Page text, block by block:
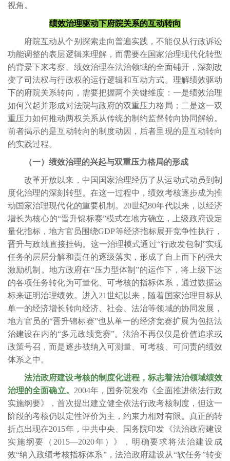
视角。
绩效治理驱动下府院关系的互动转向
府院互动从个别探索走向普遍实践，不能仅从行政诉讼
功能调整的表层逻辑来理解，而需要在国家治理现代化转型
的背景下来考察。绩效治理在法治领域的全面铺开，深刻改
变了司法权与行政权的运行逻辑和互动方式。理解绩效驱动
下的府院关系转向，需要把握两个关键维度：一是绩效治理
如何兴起并形成对法院与政府的双重压力格局；二是这一双
重压力如何推动两权关系从传统的制约监督转向协同解纷。
前者揭示的是互动转向的制度动因，后者呈现的是互动转向
的实践过程。
（一）绩效治理的兴起与双重压力格局的形成
改革开放以来，中国国家治理经历了从运动式动员到制
度化治理的深刻转型。在这一过程中，绩效考核逐步成为推
动国家治理现代化的重要机制。20世纪80年代以来，以经济
增长为核心的“晋升锦标赛”模式在地方确立，上级政府设定
量化指标，地方官员围绕GDP等经济指标展开竞争性执行，
晋升与政绩直接挂钩。这一治理模式通过“行政发包制”实现
任务的层层分解和责任的逐级落实，形成了自上而下的强大
激励机制。地方政府在“压力型体制”的运作下，将上级下达
的各项任务转化为可量化、可考核的指标体系，通过数据达
标来证明治理绩效。进入21世纪以来，随着国家治理目标从
单一的经济增长转向经济、社会、法治等领域的协同发展，
地方官员的“晋升锦标赛”也从单一的经济竞赛扩展为包括法
治建设在内的“多元政绩竞赛”。法治不再仅仅是价值追求或
政策号召，而是逐步被纳入可测量、可考核、可问责的绩效
体系之中。
法治政府建设考核的制度化进程，标志着法治领域绩效
治理的全面确立。 2004年，国务院发布《全面推进依法行政
实施纲要》，首次提出建立健全依法行政考核制度，但这一
阶段的考核仍以定性评价为主，约束力相对有限。真正的转
折点出现在2015年，中共中央、国务院印发《法治政府建设
实施纲要（2015—2020年）》，明确要求将法治建设成
效“纳入政绩考核指标体系”，法治政府建设从“软任务”转变